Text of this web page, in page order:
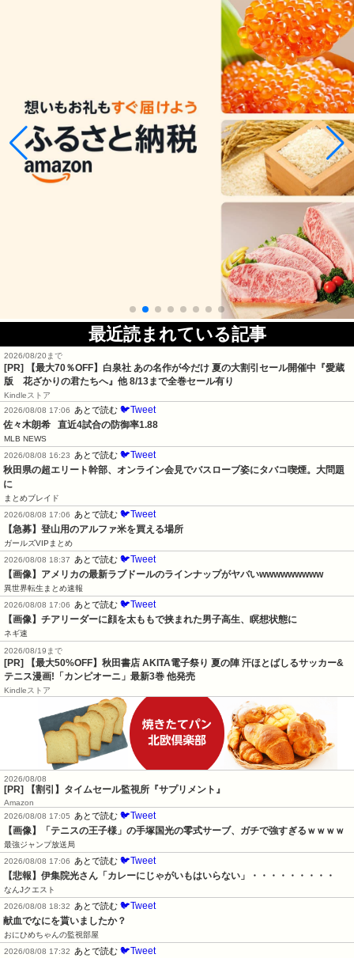
最近読まれている記事
2026/08/20まで
[PR]
【最大70％OFF】白泉社 あの名作が今だけ 夏の大割引セール開催中『愛蔵
版 花ざかりの君たちへ』他 8/13まで全巻セール有り
Kindleストア
2026/08/08 17:06
あとで読む 🐦Tweet
佐々木朗希   直近4試合の防御率1.88
MLB NEWS
2026/08/08 16:23
あとで読む 🐦Tweet
秋田県の超エリート幹部、オンライン会見でバスローブ姿にタバコ喫煙。大問題
に
まとめブレイド
2026/08/08 17:06
あとで読む 🐦Tweet
【急募】登山用のアルファ米を買える場所
ガールズVIPまとめ
2026/08/08 18:37
あとで読む 🐦Tweet
【画像】アメリカの最新ラブドールのラインナップがヤバいwwwwwwwww
異世界転生まとめ速報
2026/08/08 17:06
あとで読む 🐦Tweet
【画像】チアリーダーに顔を太ももで挟まれた男子高生、瞑想状態に
ネギ速
2026/08/19まで
[PR] 【最大50%OFF】秋田書店 AKITA電子祭り 夏の陣 汗ほとばしるサッカー&
テニス漫画!「カンピオーニ」最新3巻 他発売
Kindleストア
2026/08/08
[PR] 【割引】タイムセール監視所『サプリメント』
Amazon
2026/08/08 17:05
あとで読む 🐦Tweet
【画像】「テニスの王子様」の手塚国光の零式サーブ、ガチで強すぎるｗｗｗｗ
最強ジャンプ放送局
2026/08/08 17:06
あとで読む 🐦Tweet
【悲報】伊集院光さん「カレーにじゃがいもはいらない」・・・・・・・・・
なんJクエスト
2026/08/08 18:32
あとで読む 🐦Tweet
献血でなにを貰いましたか？
おにひめちゃんの監視部屋
2026/08/08 17:32
あとで読む 🐦Tweet